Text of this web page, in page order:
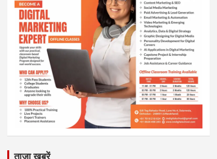
ताजा खबरें